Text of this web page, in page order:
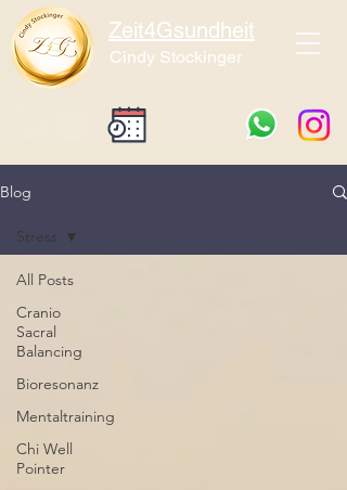
Zeit4Gsundheit
Cindy Stockinger
Blog
All Posts
Cranio
Sacral
Balancing
Bioresonanz
Mentaltraining
Chi Well
Pointer
Stress